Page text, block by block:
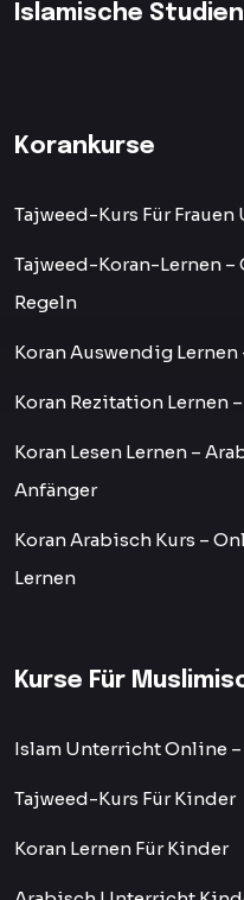
Islamische Studien
Korankurse
Tajweed-Kurs Für
Tajweed-Koran-Lernen
Regeln
Koran Auswendig
Koran Rezitation Lernen
Koran Lesen Lernen –
Anfänger
Koran Arabisch Kurs –
Lernen
Kurse Für
Islam Unterricht Online
Tajweed-Kurs Für Kinder
Koran Lernen Für Kinder